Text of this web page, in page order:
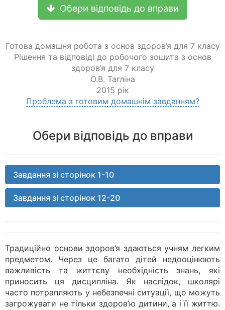
Обери відповідь до вправи
Готова домашня робота з основ здоров’я для 7 класу
Рішення та відповіді до робочого зошита з основ
здоров’я для 7 класу
О.В. Тагліна
2015 рік
Проблема з готовим домашнім завданням?
Обери відповідь до вправи
Завдання зі сторінок 1-10
Завдання зі сторінок 12-20
Традиційно основи здоров’я здаються учням легким
предметом. Через це багато дітей недооцінюють
важливість та життєву необхідність знань, які
приносить ця дисципліна. Як наслідок, школярі
часто потрапляють у небезпечні ситуації, що можуть
загрожувати не тільки здоров’ю дитини, а і її життю.